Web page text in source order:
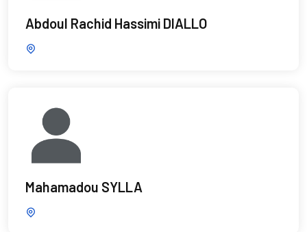
Abdoul Rachid Hassimi DIALLO
Mahamadou SYLLA